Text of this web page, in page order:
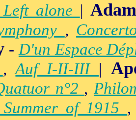
alone |
,
-D'un Espace
,Auf I-II-III |
n°2 ,
of 1915